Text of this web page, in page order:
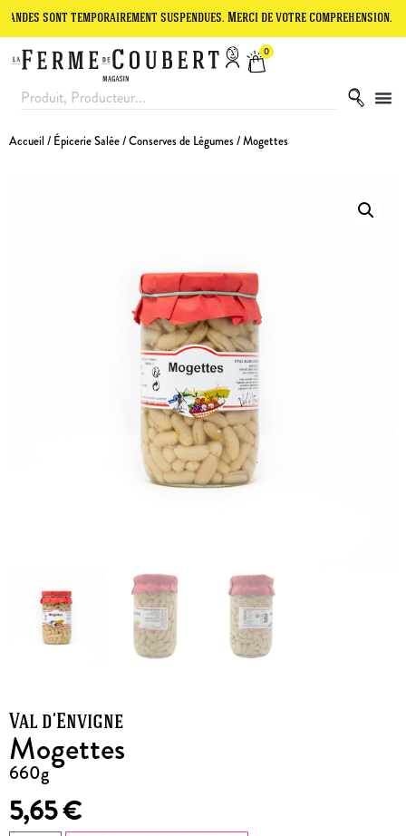
temporairement suspendues. Merci de votre compréhension. Le
0
Accueil / Épicerie Salée/Conserves de Légumes/ Mogettes
Val d’Envigne
Mogettes
660g
5,65€